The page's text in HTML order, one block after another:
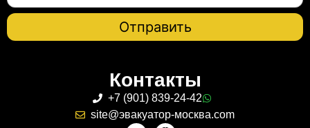
Контакты
+7 (901) 839-24-42
site@эвакуатор-москва.com